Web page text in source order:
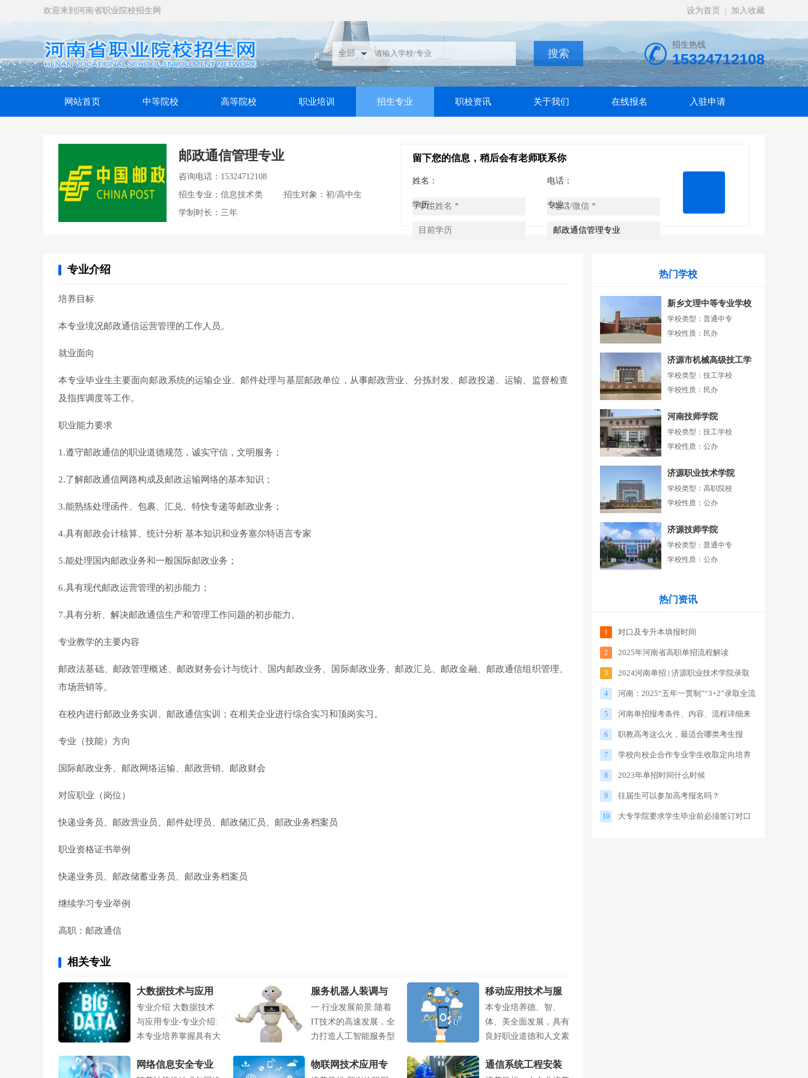
欢迎来到河南省职业院校招生网 设为首页 加入收藏
招生热线
15324712108
网站首页 中等院校 高等院校 职业培训 招生专业 职校资讯 关于我们 在线报名 入驻申请
邮政通信管理专业
咨询电话：15324712108
招生专业：信息技术类
招生对象：初/高中生
学制时长：三年
留下您的信息，稍后会有老师联系你
姓名： 电话：
学历： 专业：
专业介绍
培养目标
本专业境况邮政通信运营管理的工作人员。
就业面向
本专业毕业生主要面向邮政系统的运输企业、邮件处理与基层邮政单位，从事邮政营业、分拣封发、邮政投递、运输、监督检查
及指挥调度等工作。
职业能力要求
1.遵守邮政通信的职业道德规范，诚实守信，文明服务；
2.了解邮政通信网路构成及邮政运输网络的基本知识；
3.能熟练处理函件、包裹、汇兑、特快专递等邮政业务；
4.具有邮政会计核算、统计分析 基本知识和业务塞尔特语言专家
5.能处理国内邮政业务和一般国际邮政业务；
6.具有现代邮政运营管理的初步能力；
7.具有分析、解决邮政通信生产和管理工作问题的初步能力。
专业教学的主要内容
邮政法基础、邮政管理概述、邮政财务会计与统计、国内邮政业务、国际邮政业务、邮政汇兑、邮政金融、邮政通信组织管理、
市场营销等。
在校内进行邮政业务实训、邮政通信实训；在相关企业进行综合实习和顶岗实习。
专业（技能）方向
国际邮政业务、邮政网络运输、邮政营销、邮政财会
对应职业（岗位）
快递业务员、邮政营业员、邮件处理员、邮政储汇员、邮政业务档案员
职业资格证书举例
快递业务员、邮政储蓄业务员、邮政业务档案员
继续学习专业举例
高职：邮政通信
相关专业
大数据技术与应用
专业
专业介绍 大数据技术
与应用专业-专业介绍:
本专业培养掌握具有大
服务机器人装调与
维护专业
一.行业发展前景:随着
IT技术的高速发展，全
力打造人工智能服务型
移动应用技术与服
务专业
本专业培养德、智、
体、美全面发展，具有
良好职业道德和人文素
网络信息安全专业
物联网技术应用专
通信系统工程安装
热门学校
新乡文理中等专业学校
学校类型：普通中专
学校性质：民办
济源市机械高级技工学
校
学校类型：技工学校
学校性质：民办
河南技师学院
学校类型：技工学校
学校性质：公办
济源职业技术学院
学校类型：高职院校
学校性质：公办
济源技师学院
学校类型：普通中专
学校性质：公办
热门资讯
1 对口及专升本填报时间
2 2025年河南省高职单招流程解读
3 2024河南单招 | 济源职业技术学院录取
分数线
4 河南：2025“五年一贯制”“3+2”录取全流
程来了
5 河南单招报考条件、内容、流程详细来
了！！
6 职教高考这么火，最适合哪类考生报
考？
7 学校向校企合作专业学生收取定向培养
实训费符合规定吗？
8 2023年单招时间什么时候
9 往届生可以参加高考报名吗？
10 大专学院要求学生毕业前必须签订对口